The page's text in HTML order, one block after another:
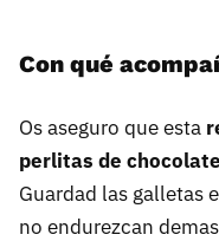
Con qué
Os aseguro que esta
perlitas de chocolate
Guardad las galletas
no endurezcan